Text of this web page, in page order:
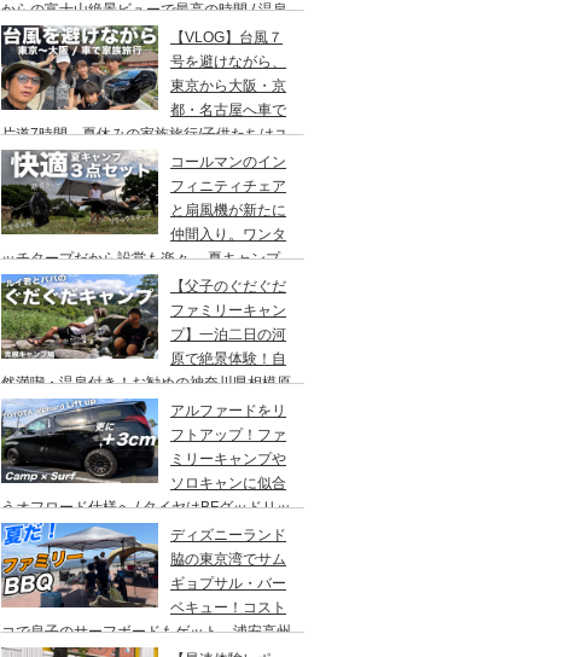
からの富士山絶景ビューで最高の時間 / 温泉
の代わりにシャワー / キャンプ飯は肉にタコ
スにビール
【VLOG】台風７
号を避けながら、
東京から大阪・京
都・名古屋へ車で
片道7時間、夏休みの家族旅行/子供たちはユ
ニバーサルスタジオでパパはサウナ→清水寺
からの川床で鰻重→世界の山ちゃん
コールマンのイン
フィニティチェア
と扇風機が新たに
仲間入り。ワンタ
ッチタープだから設営も楽々。 夏キャンプ
を快適に過ごす為のキャンプギア３点セッ
ト。
【父子のぐだぐだ
ファミリーキャン
プ】一泊二日の河
原で絶景体験！自
然満喫・温泉付き！お勧めの神奈川県相模原
市・青根キャンプ場。
アルファードをリ
フトアップ！ファ
ミリーキャンプや
ソロキャンに似合
うオフロード仕様へ / タイヤはBFグッドリッ
チのオールテレーンTA。ホイールはデルタ
フォースのオーバル。アップサスはエスペリ
ア。
ディズニーランド
脇の東京湾でサム
ギョプサル・バー
ベキュー！コスト
コで息子のサーフボードもゲット、浦安高州